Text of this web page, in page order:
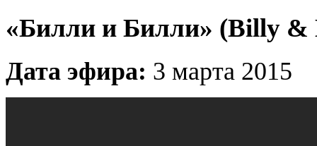
«Билли и Билли» (Billy &
Дата эфира: 3 марта 2015